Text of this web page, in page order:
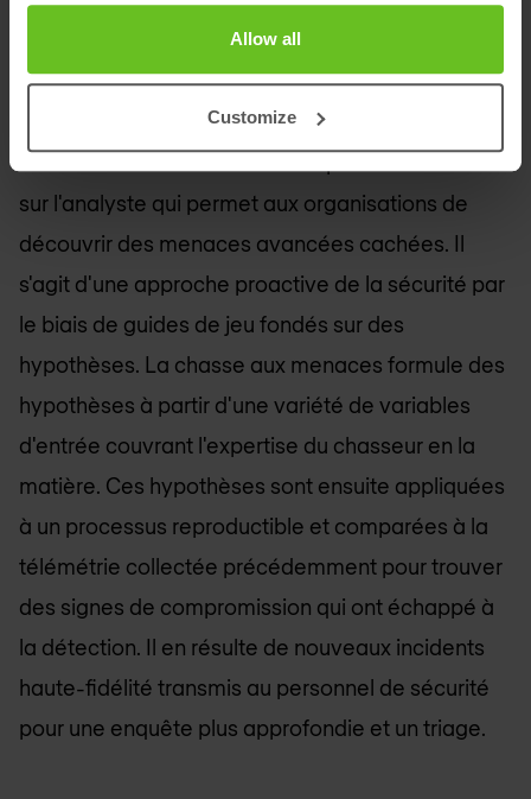
Allow all
Customize
Grâce aux progrès technologiques et à
désormais à la portée de toutes les organisations.
sur l'analyste qui permet aux organisations de
découvrir des menaces avancées cachées. Il
s'agit d'une approche proactive de la sécurité par
le biais de guides de jeu fondés sur des
hypothèses. La chasse aux menaces formule des
hypothèses à partir d'une variété de variables
d'entrée couvrant l'expertise du chasseur en la
matière. Ces hypothèses sont ensuite appliquées
à un processus reproductible et comparées à la
télémétrie collectée précédemment pour trouver
des signes de compromission qui ont échappé à
la détection. Il en résulte de nouveaux incidents
haute-fidélité transmis au personnel de sécurité
pour une enquête plus approfondie et un triage.